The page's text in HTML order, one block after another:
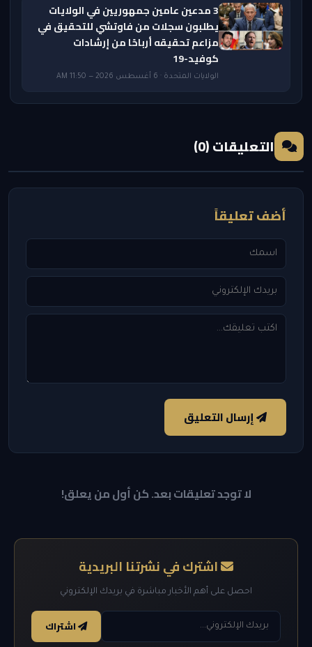
3 مدعين عامين جمهوريين في الولايات
يطلبون سجلات من فاوتشي للتحقيق في
مزاعم تحقيقه أرباحًا من إرشادات
كوفيد-19
الولايات المتحدة · 6 أغسطس 2026 — 11:50 AM
التعليقات (0)
أضف تعليقاً
إرسال التعليق
لا توجد تعليقات بعد. كن أول من يعلق!
اشترك في نشرتنا البريدية
احصل على أهم الأخبار مباشرة في بريدك الإلكتروني
اشتراك